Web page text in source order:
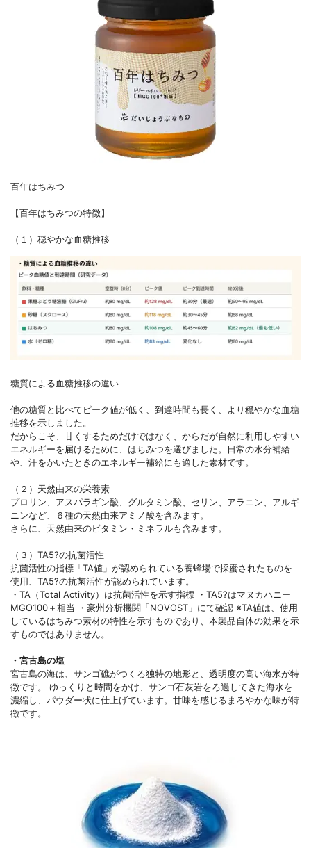
百年はちみつ
【百年はちみつの特徴】
（１）穏やかな血糖推移
糖質による血糖推移の違い
他の糖質と比べてピーク値が低く、到達時間も長く、より穏やかな血糖
推移を示しました。
だからこそ、甘くするためだけではなく、からだが自然に利用しやすい
エネルギーを届けるために、はちみつを選びました。日常の水分補給
や、汗をかいたときのエネルギー補給にも適した素材です。
（２）天然由来の栄養素
プロリン、アスパラギン酸、グルタミン酸、セリン、アラニン、アルギ
ニンなど、６種の天然由来アミノ酸を含みます。
さらに、天然由来のビタミン・ミネラルも含みます。
（３）TA5?の抗菌活性
抗菌活性の指標「TA値」が認められている養蜂場で採蜜されたものを
使用、TA5?の抗菌活性が認められています。
・TA（Total Activity）は抗菌活性を示す指標 ・TA5?はマヌカハニー
MGO100＋相当 ・豪州分析機関「NOVOST」にて確認 ※TA値は、使用
しているはちみつ素材の特性を示すものであり、本製品自体の効果を示
すものではありません。
・宮古島の塩
宮古島の海は、サンゴ礁がつくる独特の地形と、透明度の高い海水が特
徴です。 ゆっくりと時間をかけ、サンゴ石灰岩をろ過してきた海水を
濃縮し、パウダー状に仕上げています。甘味を感じるまろやかな味が特
徴です。